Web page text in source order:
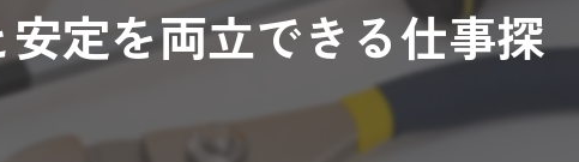
エアコンクリーニング
内装
リフォーム
定を両立できる仕事探